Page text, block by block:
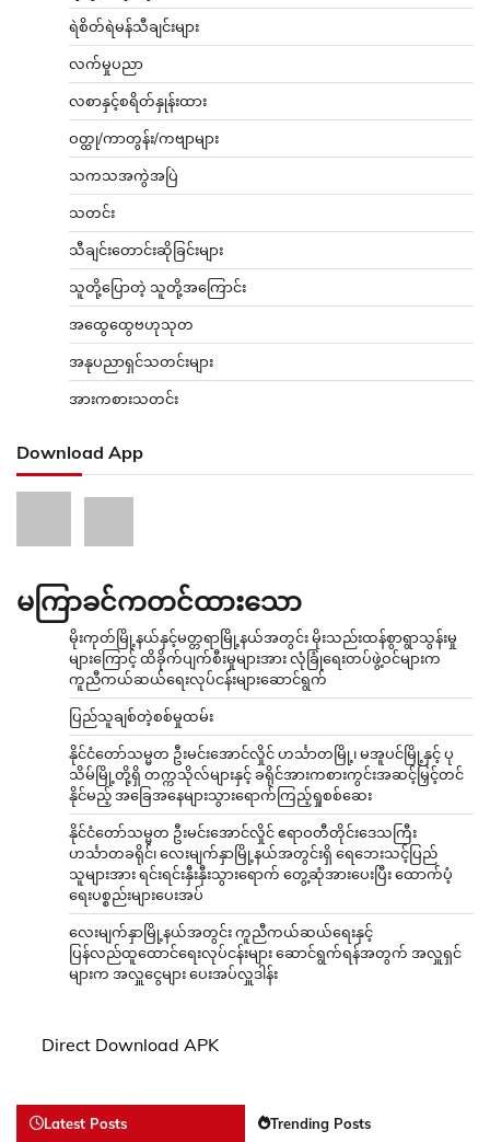
ရဲစိတ်ရဲမန်သီချင်းများ
လက်မှုပညာ
လစာနှင့်စရိတ်နှုန်းထား
ဝတ္ထု/ကာတွန်း/ကဗျာများ
သကသအကွဲအပြဲ
သတင်း
သီချင်းတောင်းဆိုခြင်းများ
သူတို့ပြောတဲ့ သူတို့အကြောင်း
အထွေထွေဗဟုသုတ
အနုပညာရှင်သတင်းများ
အားကစားသတင်း
Download App
မကြာခင်ကတင်ထားသော
မိုးကုတ်မြို့နယ်နှင့်မတ္တရာမြို့နယ်အတွင်း မိုးသည်းထန်စွာရွာသွန်းမှု
များကြောင့် ထိခိုက်ပျက်စီးမှုများအား လုံခြုံရေးတပ်ဖွဲ့ဝင်များက
ကူညီကယ်ဆယ်ရေးလုပ်ငန်းများဆောင်ရွက်
ပြည်သူချစ်တဲ့စစ်မှုထမ်း
နိုင်ငံတော်သမ္မတ ဦးမင်းအောင်လှိုင် ဟင်္သာတမြို့၊ မအူပင်မြို့နှင့် ပု
သိမ်မြို့တို့ရှိ တက္ကသိုလ်များနှင့် ခရိုင်အားကစားကွင်းအဆင့်မြှင့်တင်
နိုင်မည့် အခြေအနေများသွားရောက်ကြည့်ရှုစစ်ဆေး
နိုင်ငံတော်သမ္မတ ဦးမင်းအောင်လှိုင် ဧရာဝတီတိုင်းဒေသကြီး
ဟင်္သာတခရိုင်၊ လေးမျက်နှာမြို့နယ်အတွင်းရှိ ရေဘေးသင့်ပြည်
သူများအား ရင်းရင်းနှီးနှီးသွားရောက် တွေ့ဆုံအားပေးပြီး ထောက်ပံ့
ရေးပစ္စည်းများပေးအပ်
လေးမျက်နှာမြို့နယ်အတွင်း ကူညီကယ်ဆယ်ရေးနှင့်
ပြန်လည်ထူထောင်ရေးလုပ်ငန်းများ ဆောင်ရွက်ရန်အတွက် အလှူရှင်
များက အလှူငွေများ ပေးအပ်လှူဒါန်း
Direct Download APK
Latest Posts Trending Posts